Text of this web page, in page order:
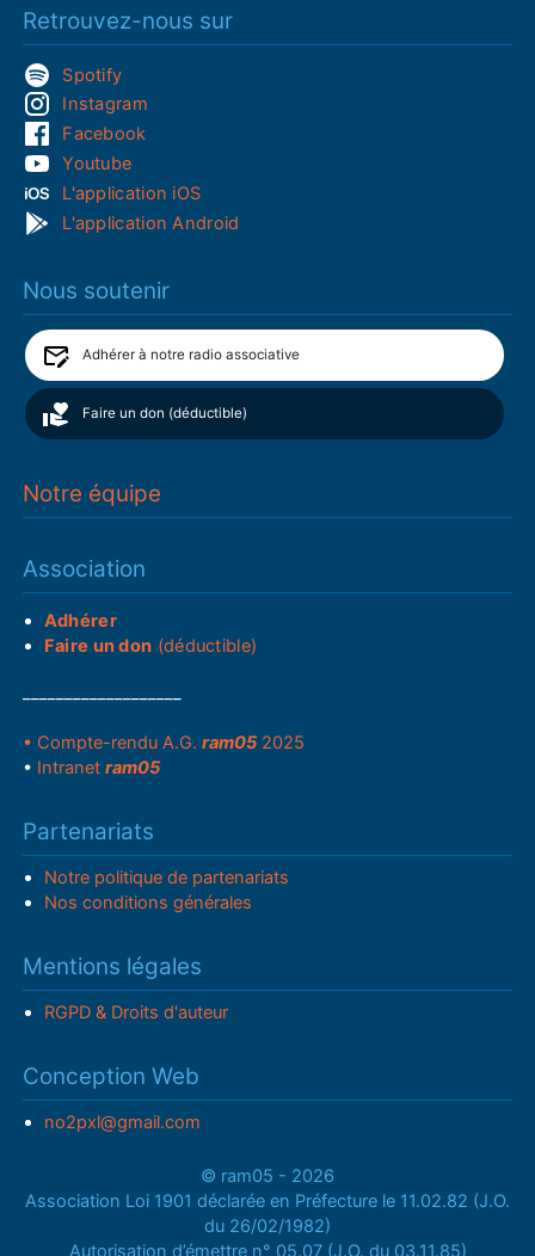
Retrouvez-nous sur
Spotify
Instagram
Facebook
Youtube
L'application iOS
L'application Android
Nous soutenir
Adhérer à notre radio associative
Faire un don (déductible)
Notre équipe
Association
Adhérer
Faire un don (déductible)
• Compte-rendu A.G.ram05 2025
• Intranetram05
Partenariats
Notre politique de partenariats
Nos conditions générales
Mentions légales
RGPD & Droits d'auteur
Conception Web
no2pxl@gmail.com
© ram05 - 2026
Association Loi 1901 déclarée en Préfecture le 11.02.82 (J.O.
du 26/02/1982)
Autorisation d’émettre n° 05.07 (J.O. du 03.11.85)